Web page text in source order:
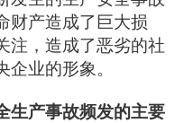
财产造成了巨大损
注，造成了恶劣的社
业的形象。
产事故频发的主要